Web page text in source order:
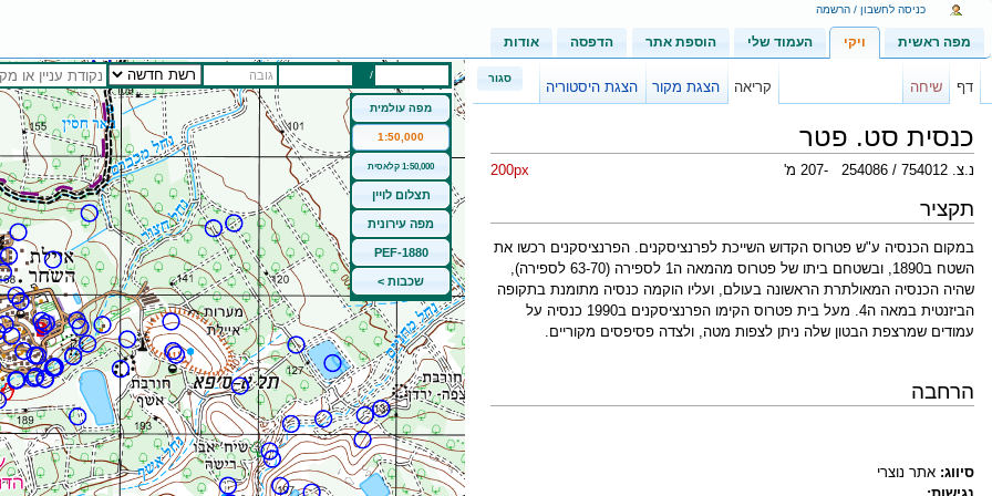
מפה ראשית ויקי העמוד שלי הוספת אתר הדפסה אודות
/ גובה
מפה עולמית
1:50,000
1:50,000 קלאסית
תצלום לויין
מפה עירונית
PEF-1880
שכבות >
כניסה לחשבון / הרשמה
סגור